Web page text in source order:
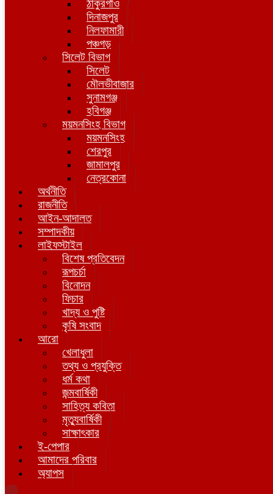
ঠাকুরগাঁও
দিনাজপুর
নিলফামারী
পঞ্চগড়
সিলেট বিভাগ
সিলেট
মৌলভীবাজার
সুনামগঞ্জ
হবিগঞ্জ
ময়মনসিংহ বিভাগ
ময়মনসিংহ
শেরপুর
জামালপুর
নেত্রকোনা
অর্থনীতি
রাজনীতি
আইন-আদালত
সম্পাদকীয়
লাইফস্টাইল
বিশেষ প্রতিবেদন
রূপচর্চা
বিনোদন
ফিচার
খাদ্য ও পুষ্টি
কৃষি সংবাদ
আরো
খেলাধুলা
তথ্য ও প্রযুক্তি
ধর্ম কথা
জন্মবার্ষিকী
সাহিত্য কবিতা
মৃত্যুবার্ষিকী
সাক্ষাৎকার
ই-পেপার
আমাদের পরিবার
অ্যাপস